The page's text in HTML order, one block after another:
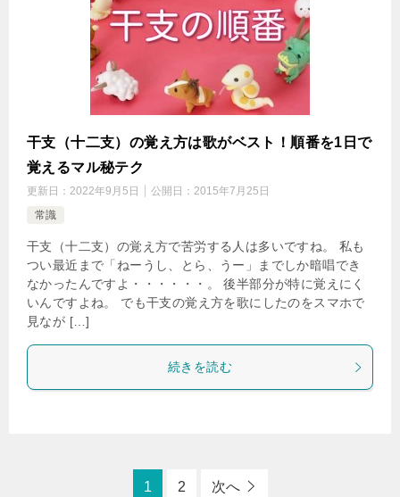
干支（十二支）の覚え方は歌がベスト！順番を1日で
覚えるマル秘テク
更新日： 2022年9月5日 公開日： 2015年7月25日
常識
干支（十二支）の覚え方で苦労する人は多いですね。 私も
つい最近まで「ねーうし、とら、うー」までしか暗唱でき
なかったんですよ・・・・・・。 後半部分が特に覚えにく
いんですよね。 でも干支の覚え方を歌にしたのをスマホで
見なが […]
続きを読む
1 2 次へ